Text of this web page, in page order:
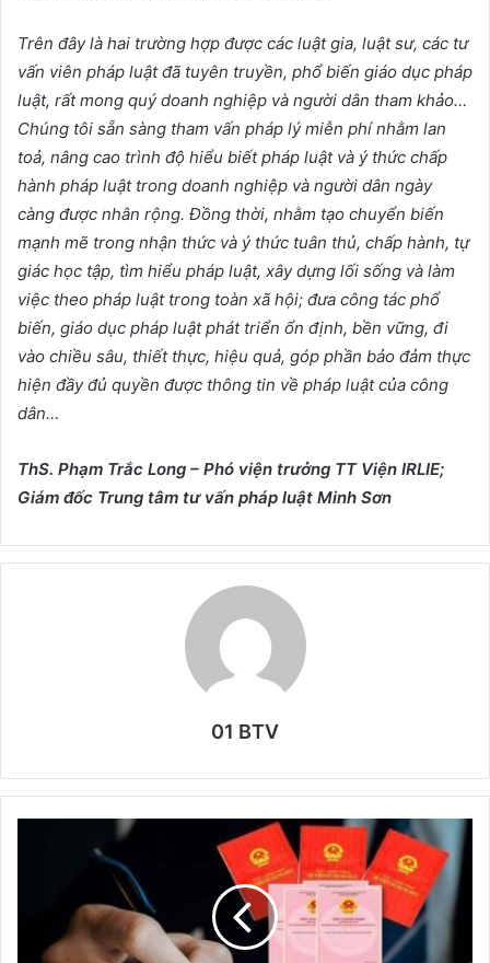
Trên đây là hai trường hợp được các luật gia, luật sư, các tư
vấn viên pháp luật đã tuyên truyền, phổ biến giáo dục pháp
luật, rất mong quý doanh nghiệp và người dân tham khảo…
Chúng tôi sẵn sàng tham vấn pháp lý miễn phí nhằm lan
toả, nâng cao trình độ hiểu biết pháp luật và ý thức chấp
hành pháp luật trong doanh nghiệp và người dân ngày
càng được nhân rộng. Đồng thời, nhằm tạo chuyển biến
mạnh mẽ trong nhận thức và ý thức tuân thủ, chấp hành, tự
giác học tập, tìm hiểu pháp luật, xây dựng lối sống và làm
việc theo pháp luật trong toàn xã hội; đưa công tác phổ
biến, giáo dục pháp luật phát triển ổn định, bền vững, đi
vào chiều sâu, thiết thực, hiệu quả, góp phần bảo đảm thực
hiện đầy đủ quyền được thông tin về pháp luật của công
dân…
ThS. Phạm Trắc Long – Phó viện trưởng TT Viện IRLIE;
Giám đốc Trung tâm tư vấn pháp luật Minh Sơn
01 BTV